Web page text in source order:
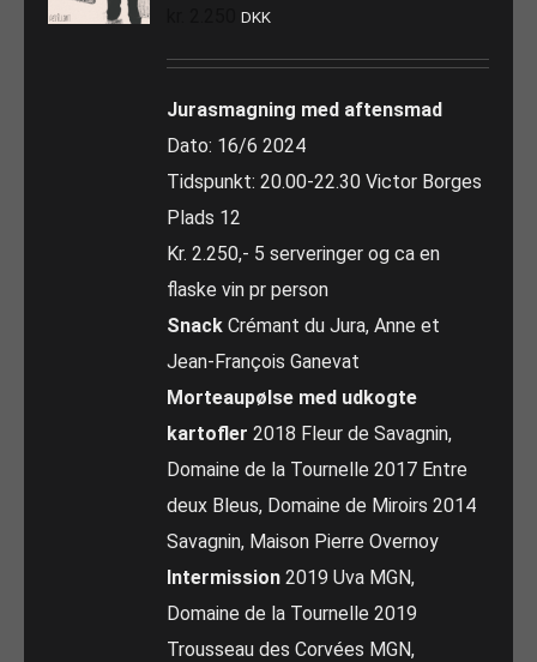
DKK
Jurasmagning med aftensmad
Dato: 16/6 2024
Tidspunkt: 20.00-22.30 Victor Borges
Plads 12
Kr. 2.250,- 5 serveringer og ca en
flaske vin pr person
SnackCrémant du Jura, Anne et
Jean-François Ganevat
Morteaupølse med udkogte
kartofler 2018 Fleur de Savagnin,
Domaine de la Tournelle 2017 Entre
deux Bleus, Domaine de Miroirs 2014
Savagnin, Maison Pierre Overnoy
Intermission 2019 Uva MGN,
Domaine de la Tournelle 2019
Trousseau des Corvées MGN,